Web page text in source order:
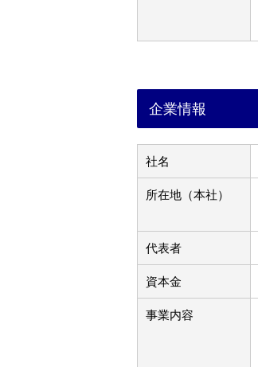
企業情報
社名
所在地（本社）
代表者
資本金
事業内容